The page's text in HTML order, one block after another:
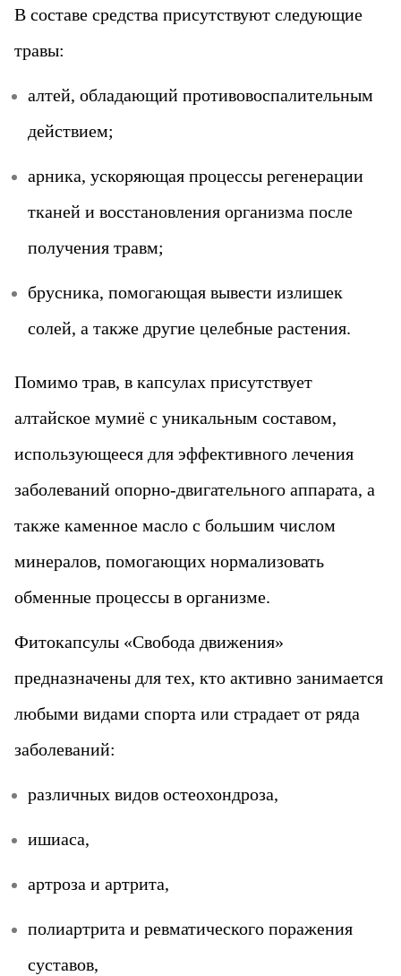
В составе средства присутствуют следующие
травы:
алтей, обладающий противовоспалительным
действием;
арника, ускоряющая процессы регенерации
тканей и восстановления организма после
получения травм;
брусника, помогающая вывести излишек
солей, а также другие целебные растения.
Помимо трав, в капсулах присутствует
алтайское мумиё с уникальным составом,
использующееся для эффективного лечения
заболеваний опорно-двигательного аппарата, а
также каменное масло с большим числом
минералов, помогающих нормализовать
обменные процессы в организме.
Фитокапсулы «Свобода движения»
предназначены для тех, кто активно занимается
любыми видами спорта или страдает от ряда
заболеваний:
различных видов остеохондроза,
ишиаса,
артроза и артрита,
полиартрита и ревматического поражения
суставов,